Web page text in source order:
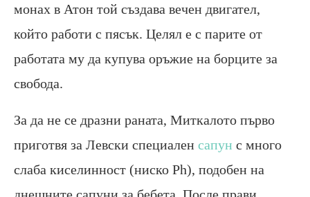
монах в Атон той създава вечен двигател,
който работи с пясък. Целял е с парите от
работата му да купува оръжие на борците за
свобода.
За да не се дразни раната, Миткалото първо
приготвя за Левски специален сапун с много
слаба киселинност (ниско Ph), подобен на